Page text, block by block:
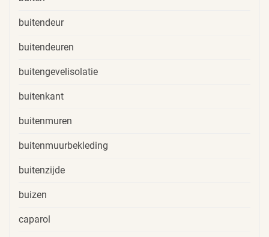
buitendeur
buitendeuren
buitengevelisolatie
buitenkant
buitenmuren
buitenmuurbekleding
buitenzijde
buizen
caparol